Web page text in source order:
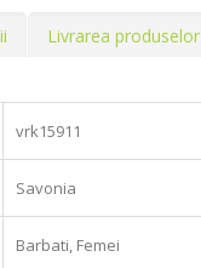
Livrarea produselor
vrk15911
Savonia
Barbati, Femei